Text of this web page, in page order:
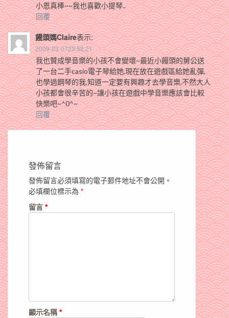
小恩真棒~~我也喜歡小提琴..
回覆
饅頭媽Claire表示:
2009-03-0723:58:21
我也贊成學音樂的小孩不會變壞~最近小饅頭的舅公送
了一台二手casio電子琴給她,現在放在遊戲區給她亂彈,
也學過鋼琴的我,知道一定要有興趣才去學音樂,不然大人
小孩都會很辛苦的~讓小孩在遊戲中學音樂應該會比較
快樂吧~^0^~
回覆
發佈留言
發佈留言必須填寫的電子郵件地址不會公開。
必填欄位標示為 *
留言 *
顯示名稱*